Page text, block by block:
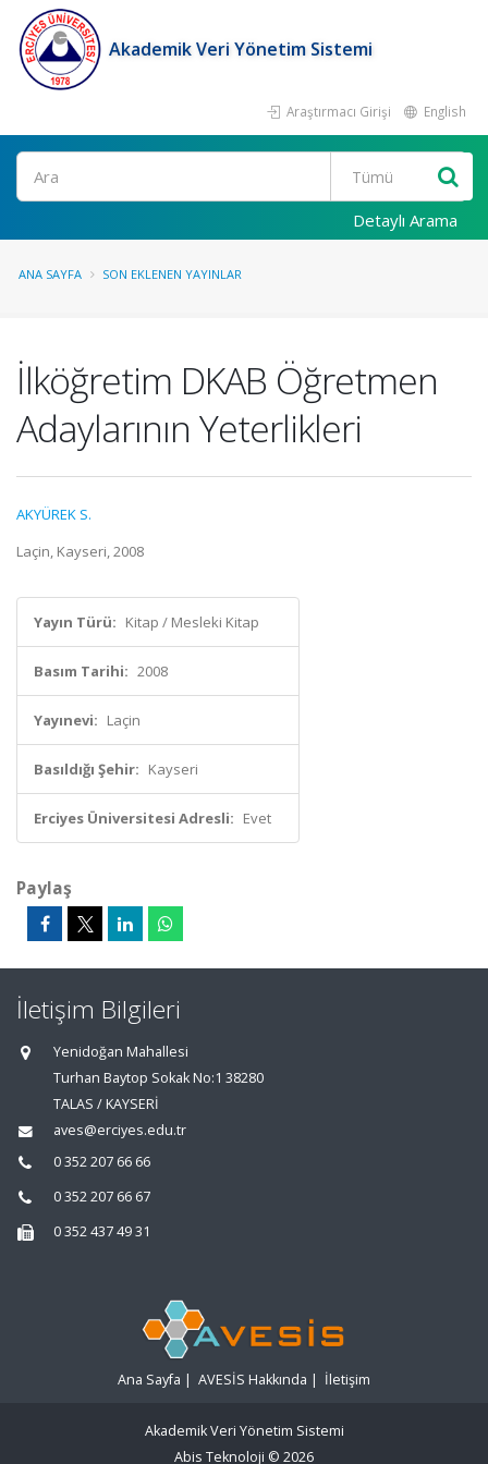
Akademik Veri Yönetim Sistemi
Araştırmacı Girişi English
Ara
Detaylı Arama
ANA SAYFA SON EKLENEN YAYINLAR
İlköğretim DKAB Öğretmen
Adaylarının Yeterlikleri
AKYÜREK S.
Laçin, Kayseri, 2008
Yayın Türü: Kitap / Mesleki Kitap
Basım Tarihi: 2008
Yayınevi: Laçin
Basıldığı Şehir: Kayseri
Erciyes Üniversitesi Adresli: Evet
Paylaş
İletişim Bilgileri
Yenidoğan Mahallesi
Turhan Baytop Sokak No:1 38280
TALAS / KAYSERİ
aves@erciyes.edu.tr
0 352 207 66 66
0 352 207 66 67
0 352 437 49 31
Ana Sayfa | AVESİS Hakkında | İletişim
Akademik Veri Yönetim Sistemi
Abis Teknoloji © 2026